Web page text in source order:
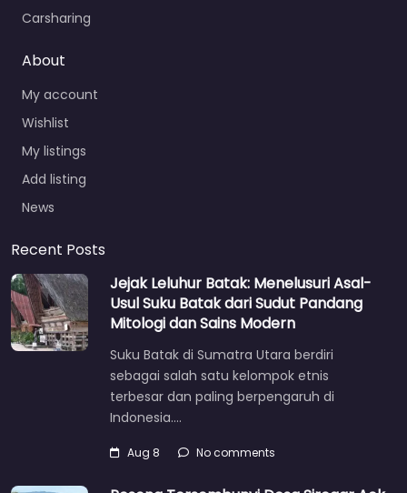
Carsharing
About
My account
Wishlist
My listings
Add listing
News
Recent Posts
Jejak Leluhur Batak: Menelusuri Asal-
Usul Suku Batak dari Sudut Pandang
Mitologi dan Sains Modern
Suku Batak di Sumatra Utara berdiri
sebagai salah satu kelompok etnis
terbesar dan paling berpengaruh di
Indonesia.…
Aug 8 No comments